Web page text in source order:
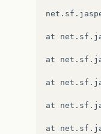
net . sf .
at net . sf .
at net . sf .
at net . sf .
at net . sf .
at net . sf .